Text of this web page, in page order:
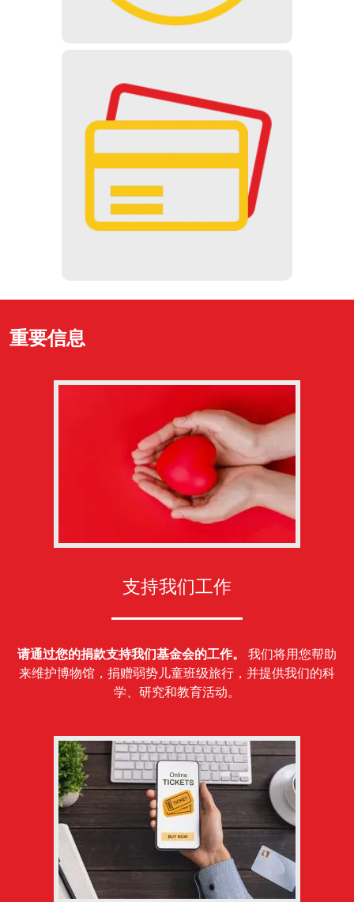
在自动售货机只能使用信用卡付款，在收
银机则可以使用信用卡和 SZÉP 卡付
款。不接受现金付款。
重要信息
支持我们工作
请通过您的捐款支持我们基金会的工作。
我们将用您帮助
来维护博物馆，捐赠弱势儿童班级旅行，并提供我们的科
学、研究和教育活动。